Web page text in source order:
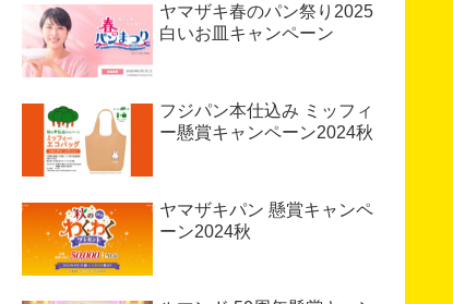
ヤマザキ春のパン祭り2025
白いお皿キャンペーン
フジパン本仕込み ミッフィ
ー懸賞キャンペーン2024秋
ヤマザキパン 懸賞キャンペ
ーン2024秋